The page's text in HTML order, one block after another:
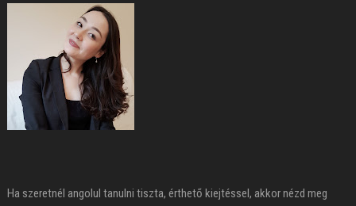
Ha szeretnél angolul tanulni tiszta, érthető kiejtéssel, akkor nézd meg